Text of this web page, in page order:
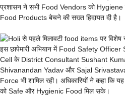
प्रशासन ने सभी Food Vendors को
Food Products बेचने की सख्त हिदायत दी है।
इस छापेमारी अभियान में Food Safety
Cell के District Consultant Sushant
Shivanandan Yadav और Sajal
Force भी शामिल रही। अधिकारियों ने कहा कि
को Safe और Hygienic Food मिल सके।